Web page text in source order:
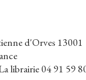
d'Orves 13001
librairie 04 91 59